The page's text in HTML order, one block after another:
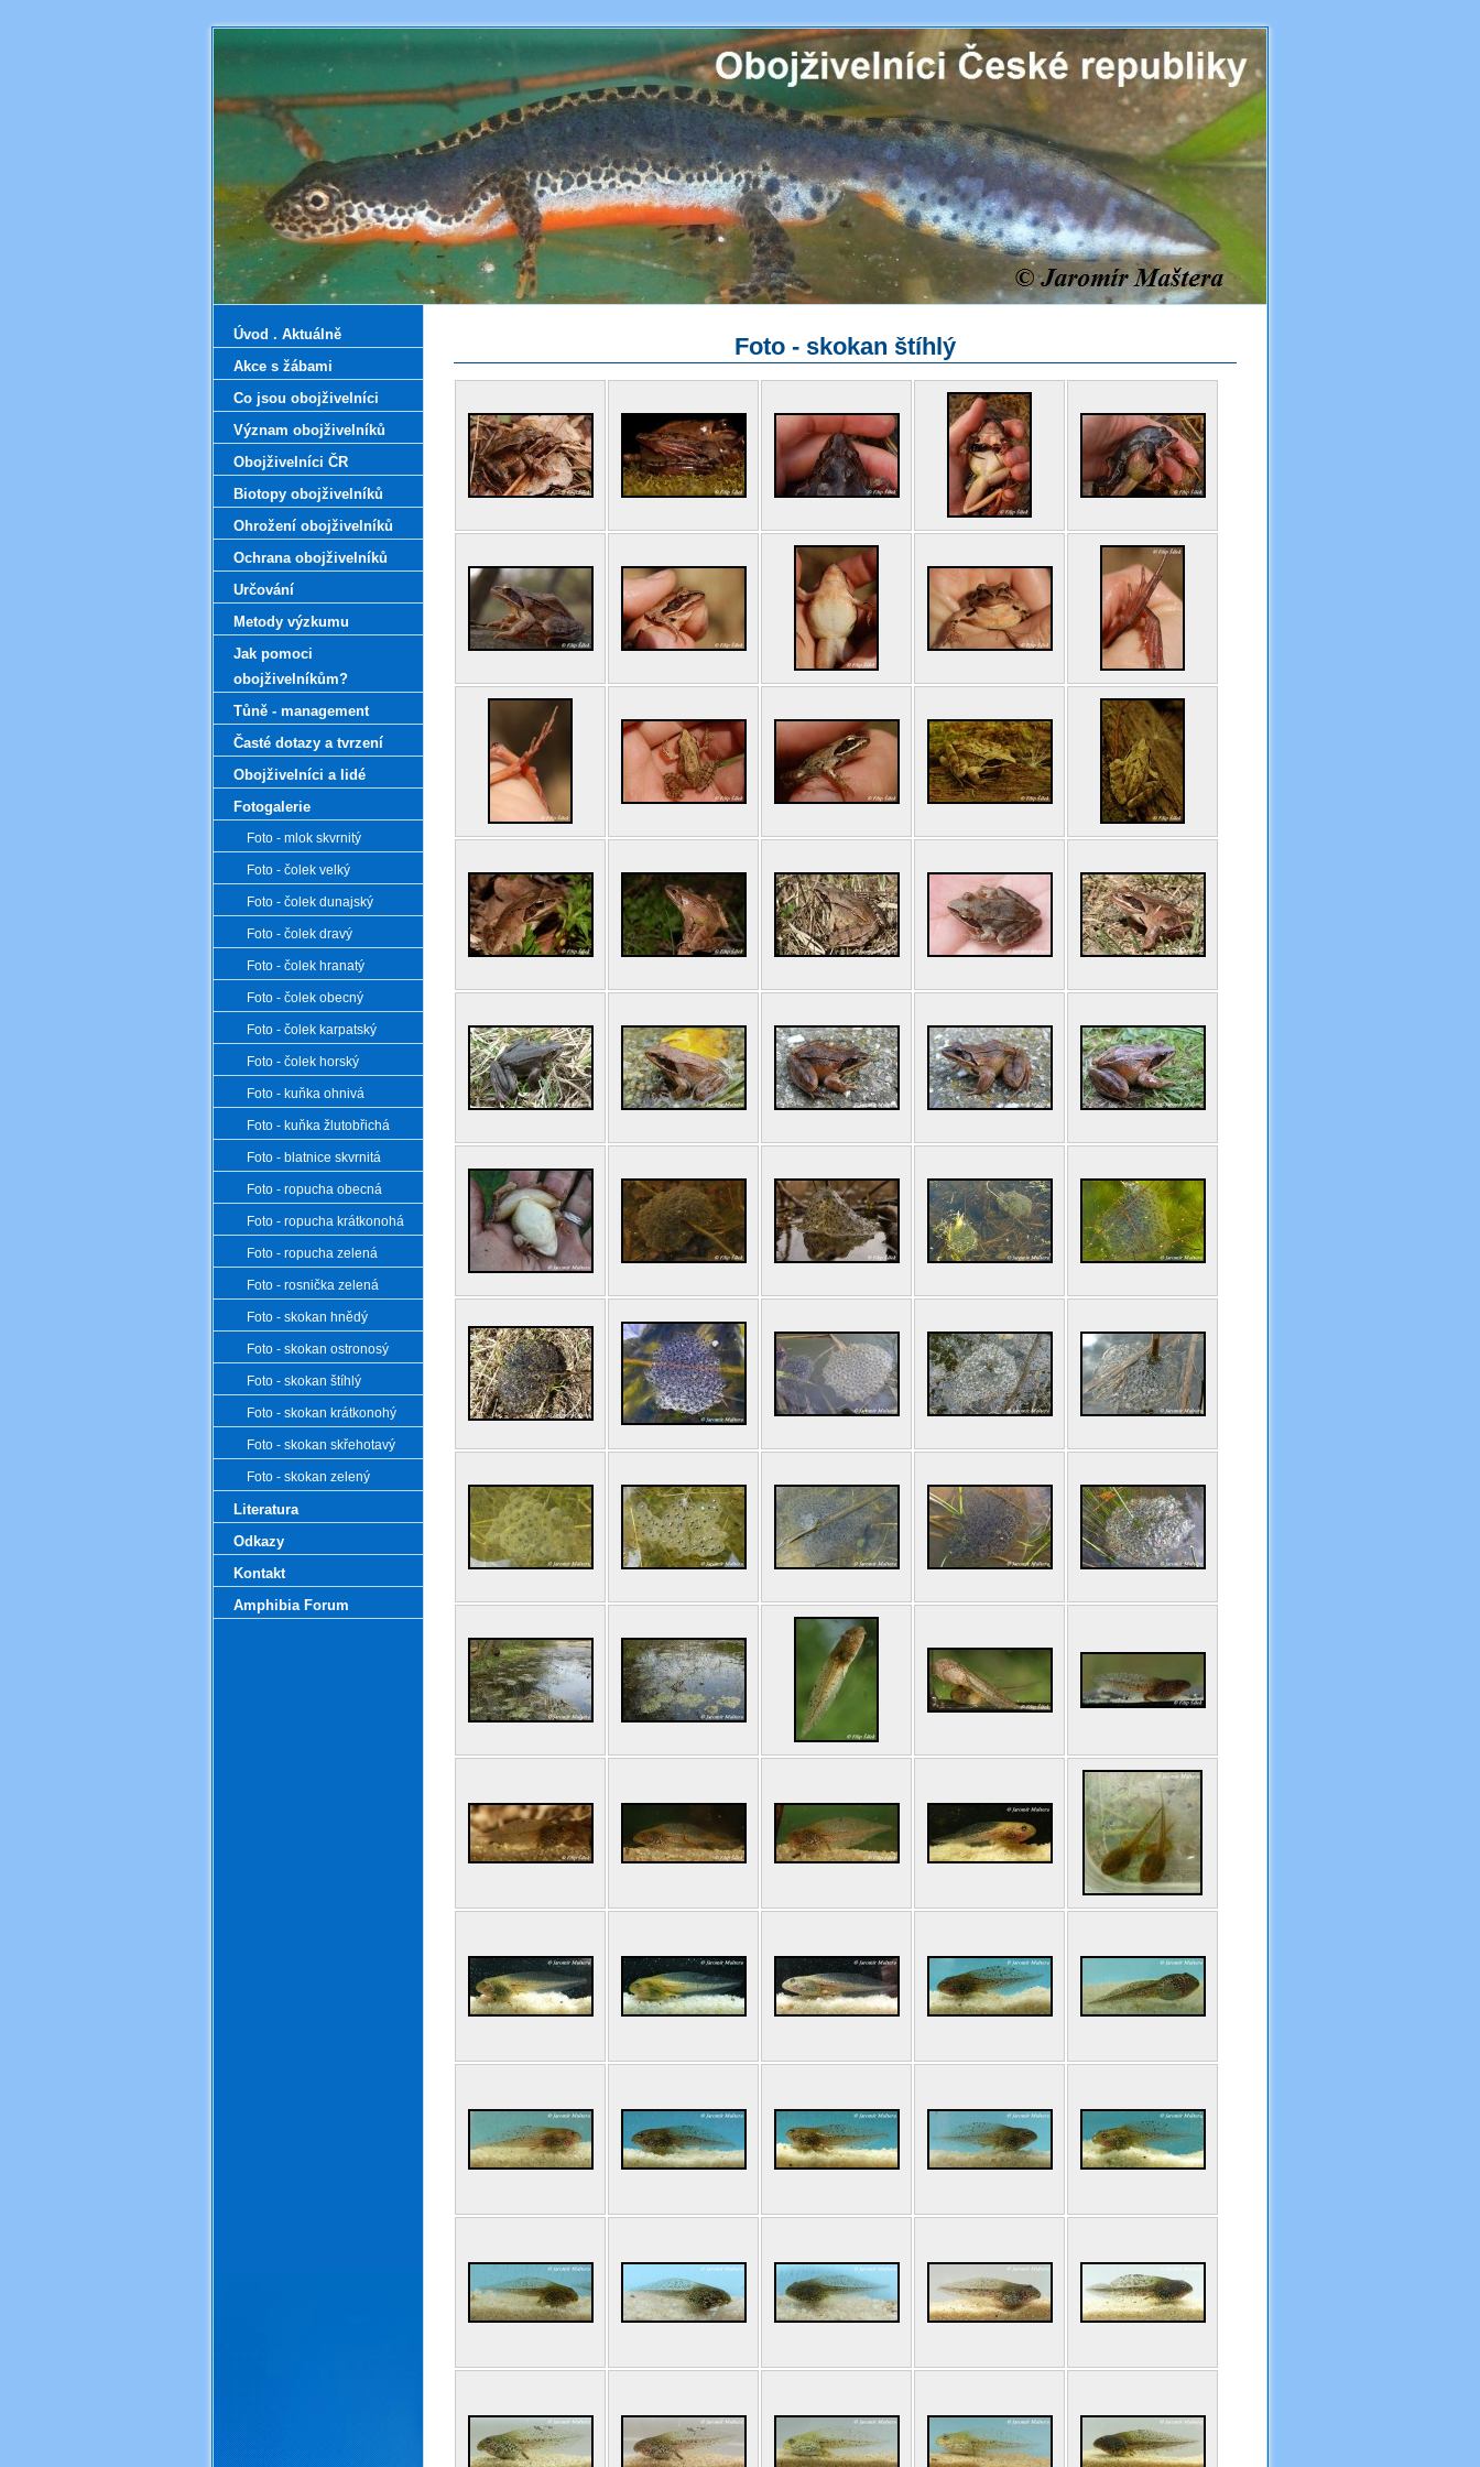
Foto - skokan štíhlý
Úvod . Aktuálně
Akce s žábami
Co jsou obojživelníci
Význam obojživelníků
Obojživelníci ČR
Biotopy obojživelníků
Ohrožení obojživelníků
Ochrana obojživelníků
Určování
Metody výzkumu
Jak pomoci
obojživelníkům?
Tůně - management
Časté dotazy a tvrzení
Obojživelníci a lidé
Fotogalerie
Foto - mlok skvrnitý
Foto - čolek velký
Foto - čolek dunajský
Foto - čolek dravý
Foto - čolek hranatý
Foto - čolek obecný
Foto - čolek karpatský
Foto - čolek horský
Foto - kuňka ohnivá
Foto - kuňka žlutobřichá
Foto - blatnice skvrnitá
Foto - ropucha obecná
Foto - ropucha krátkonohá
Foto - ropucha zelená
Foto - rosnička zelená
Foto - skokan hnědý
Foto - skokan ostronosý
Foto - skokan štíhlý
Foto - skokan krátkonohý
Foto - skokan skřehotavý
Foto - skokan zelený
Literatura
Odkazy
Kontakt
Amphibia Forum